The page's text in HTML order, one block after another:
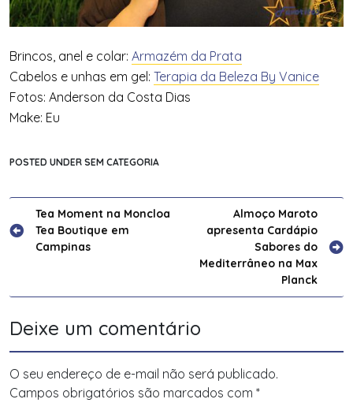
Brincos, anel e colar: Armazém da Prata
Cabelos e unhas em gel: Terapia da Beleza By Vanice
Fotos: Anderson da Costa Dias
Make: Eu
POSTED UNDER SEM CATEGORIA
Navegação
de
Tea Moment na Moncloa
Tea Boutique em
Campinas
Almoço Maroto
apresenta Cardápio
Sabores do
Mediterrâneo na Max
Planck
Deixe um comentário
O seu endereço de e-mail não será publicado.
Campos obrigatórios são marcados com *